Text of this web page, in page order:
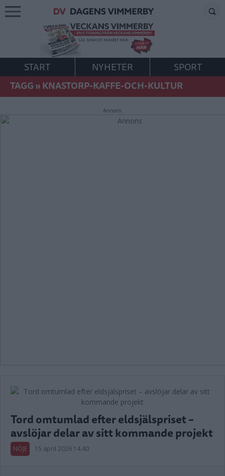
START NYHETER
SPORT
TAGG»KNASTORP-KAFFE-OCH-KULTUR
Annons:
Tord omtumlad efter eldsjälspriset –
avslöjar delar av sitt kommande projekt
NÖJE 15 april 2026 14.40